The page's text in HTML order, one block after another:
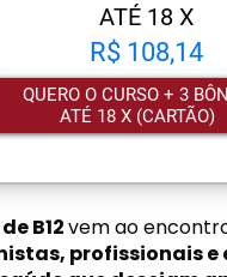
ATÉ 18 X
R$ 108,14
QUERO O CURSO + 3
ATÉ 18 X (CARTÃO)
B12vem ao
profissionais e